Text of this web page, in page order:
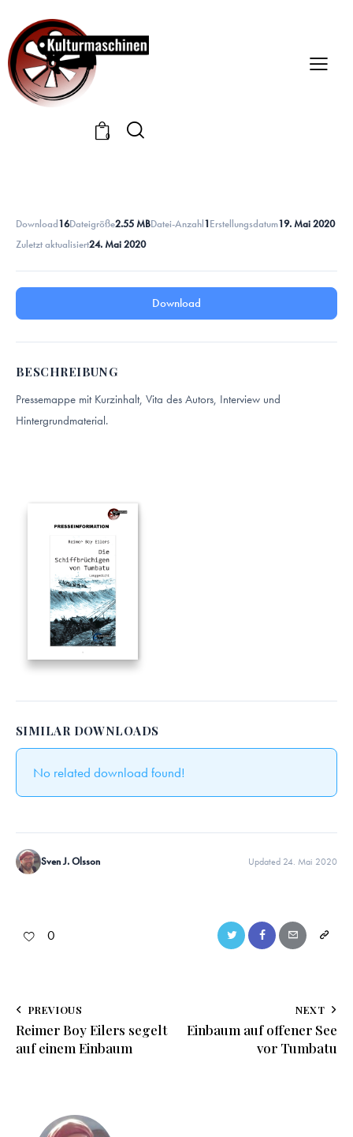
0
Download16Dateigröße2.55 MBDatei-Anzahl1Erstellungsdatum19. Mai 2020
Zuletzt aktualisiert24. Mai 2020
Download
BESCHREIBUNG
Pressemappe mit Kurzinhalt, Vita des Autors, Interview und
Hintergrundmaterial.
SIMILAR DOWNLOADS
No related download found!
Sven J. Olsson Updated 24. Mai 2020
0
PREVIOUS
Reimer Boy Eilers segelt
auf einem Einbaum
NEXT
Einbaum auf offener See
vor Tumbatu